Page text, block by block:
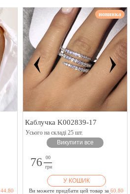
44.80
новинка
Каблучка K002839-17
Усього на складі 25 шт.
Викупити все
76
00
грн
У КОШИК
Ви можете придбати цей товар за 60.80